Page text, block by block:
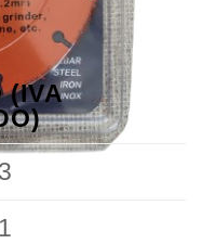
(IVA